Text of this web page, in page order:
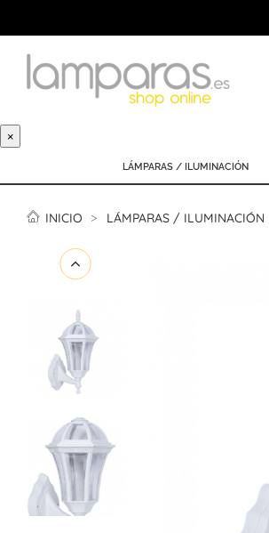
×
LÁMPARAS / ILUMINACIÓN
INICIO LÁMPARAS / ILUMINACIÓN